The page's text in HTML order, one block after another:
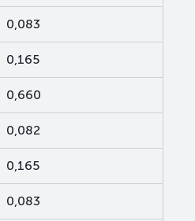
0,083
0,165
0,660
0,082
0,165
0,083